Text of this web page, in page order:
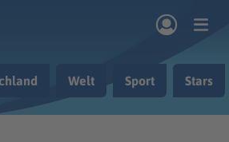
Welt Sport Stars